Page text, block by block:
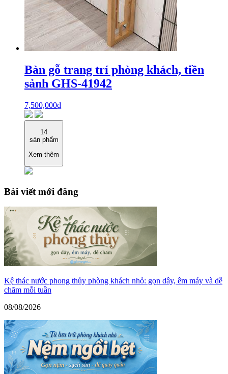
Bàn gỗ trang trí phòng khách, tiền
sảnh GHS-41942
7,500,000₫
14
sản phẩm
Xem thêm
Bài viết mới đăng
Kệ thác nước phong thủy phòng khách nhỏ: gọn dây, êm máy và dễ
chăm mỗi tuần
08/08/2026